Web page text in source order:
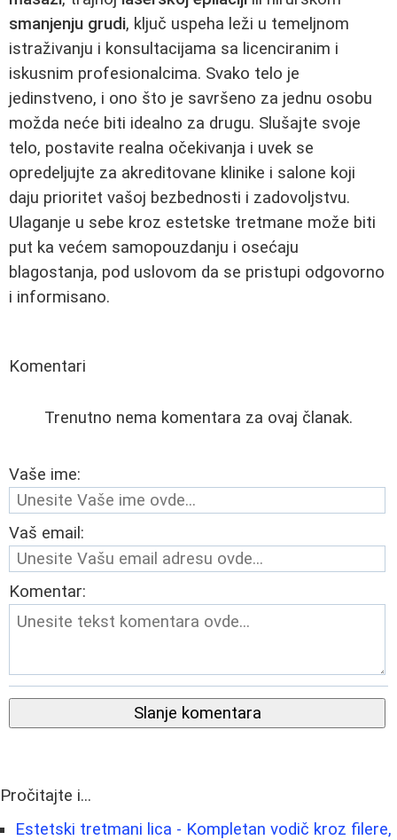
smanjenju grudi, ključ uspeha leži u temeljnom
istraživanju i konsultacijama sa licenciranim i
iskusnim profesionalcima. Svako telo je
jedinstveno, i ono što je savršeno za jednu osobu
možda neće biti idealno za drugu. Slušajte svoje
telo, postavite realna očekivanja i uvek se
opredeljujte za akreditovane klinike i salone koji
daju prioritet vašoj bezbednosti i zadovoljstvu.
Ulaganje u sebe kroz estetske tretmane može biti
put ka većem samopouzdanju i osećaju
blagostanja, pod uslovom da se pristupi odgovorno
i informisano.
Komentari
Trenutno nema komentara za ovaj članak.
Vaše ime:
Vaš email:
Komentar:
Slanje komentara
Pročitajte i...
Estetski tretmani lica - Kompletan vodič kroz filere,